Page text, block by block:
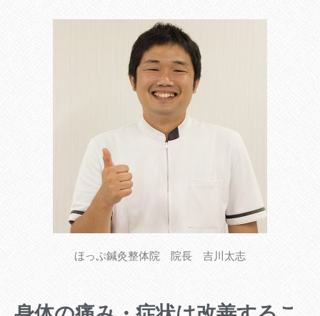
ほっぷ鍼灸整体院 院長 吉川太志